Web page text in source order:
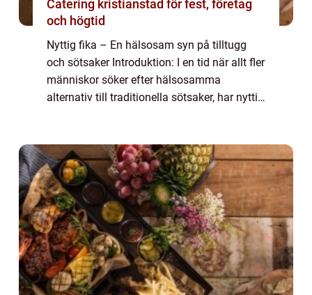
Catering kristianstad för fest, företag
och högtid
Nyttig fika – En hälsosam syn på tilltugg
och sötsaker Introduktion: I en tid när allt fler
människor söker efter hälsosamma
alternativ till traditionella sötsaker, har nyttig